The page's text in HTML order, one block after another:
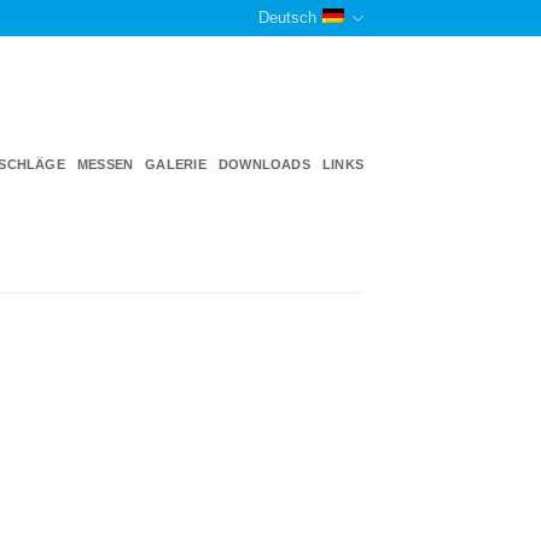
Deutsch
MESSEN GALERIE DOWNLOADS LINKS